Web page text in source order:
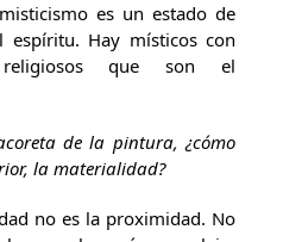
es un estado de
espíritu. Hay místicos con
que son el
de la pintura, ¿cómo
la materialidad?
no es la proximidad. No